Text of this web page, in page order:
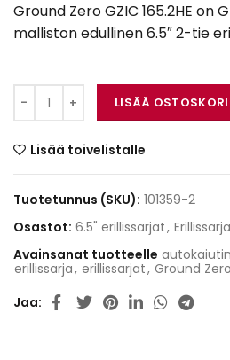
Ground Zero GZIC 165.2HE on
malliston edullinen 6.5″ 2-tie
Ground Zero GZIC 165.2HE
LISÄÄ
Lisää toivelistalle
Tuotetunnus (SKU): 101359-2
Osastot: 6.5" erillissarjat,
Avainsanat tuotteelle autokaiutin
erillissarja, erillissarjat, Ground Zero
Jaa